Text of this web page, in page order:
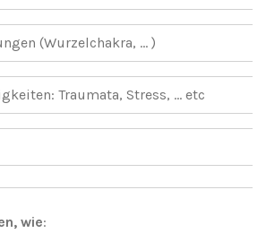
(Wurzelchakra, ... )
Traumata, Stress, ... etc
wie: